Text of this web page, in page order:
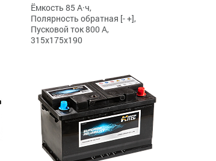
Ёмкость 85 А·ч,
Полярность обратная [- +],
Пусковой ток 800 А,
315x175x190